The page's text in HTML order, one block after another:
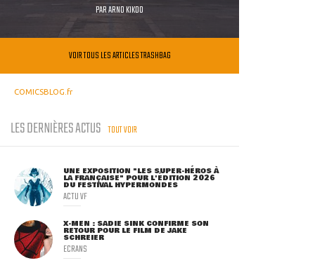
PARARNO KIKOO
VOIR TOUS LES ARTICLES TRASHBAG
COMICSBLOG.fr
LES DERNIÈRES ACTUS TOUT VOIR
UNE EXPOSITION "LES SUPER-HÉROS À
LA FRANÇAISE" POUR L'ÉDITION 2026
DU FESTIVAL HYPERMONDES
ACTU VF
X-MEN : SADIE SINK CONFIRME SON
RETOUR POUR LE FILM DE JAKE
SCHREIER
ECRANS